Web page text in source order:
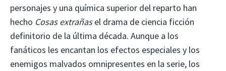
personajes y una química superior del reparto han
hecho Cosas extrañasel drama de ciencia ficción
definitorio de la última década. Aunque a los
fanáticos les encantan los efectos especiales y los
enemigos malvados omnipresentes en la serie, los